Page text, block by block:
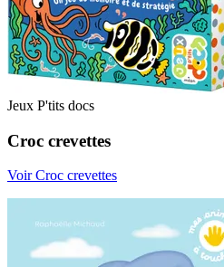
Jeux P'tits docs
Croc crevettes
Voir Croc crevettes